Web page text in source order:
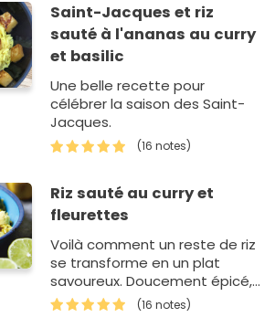
Saint-Jacques et riz
sauté à l'ananas au curry
et basilic
Une belle recette pour
célébrer la saison des Saint-
Jacques.
(16 notes)
Riz sauté au curry et
fleurettes
Voilà comment un reste de riz
se transforme en un plat
savoureux. Doucement épicé,
le riz se pare d’une belle
couleur jaune et vient r&ea…
(16 notes)